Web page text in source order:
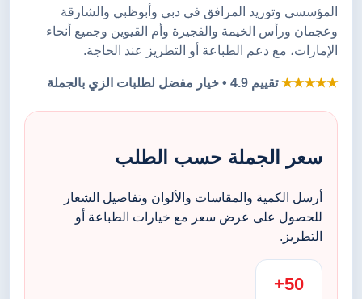
المؤسسي وتوريد المرافق في دبي وأبوظبي والشارقة
وعجمان ورأس الخيمة والفجيرة وأم القيوين وجميع أنحاء
الإمارات، مع دعم الطباعة أو التطريز عند الحاجة.
★★★★★تقييم 4.9 • خيار مفضل لطلبات الزي بالجملة
سعر الجملة حسب الطلب
أرسل الكمية والمقاسات والألوان وتفاصيل الشعار
للحصول على عرض سعر مع خيارات الطباعة أو
التطريز.
50+